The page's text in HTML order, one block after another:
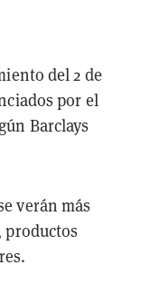
del 2 de
por el
Barclays
verán más
productos